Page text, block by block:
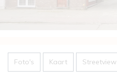
Foto's Kaart Streetview